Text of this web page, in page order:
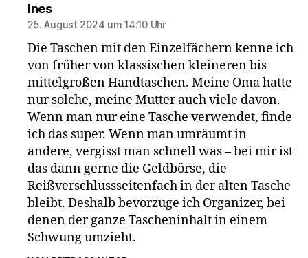
Inessagt:
25. August 2024 um 14:10 Uhr
Die Taschen mit den Einzelfächern kenne ich
von früher von klassischen kleineren bis
mittelgroßen Handtaschen. Meine Oma hatte
nur solche, meine Mutter auch viele davon.
Wenn man nur eine Tasche verwendet, finde
ich das super. Wenn man umräumt in
andere, vergisst man schnell was – bei mir ist
das dann gerne die Geldbörse, die
Reißverschlussseitenfach in der alten Tasche
bleibt. Deshalb bevorzuge ich Organizer, bei
denen der ganze Tascheninhalt in einem
Schwung umzieht.